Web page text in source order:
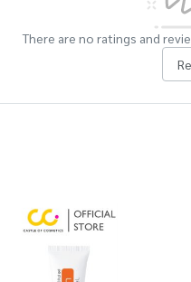
There are no ratings and